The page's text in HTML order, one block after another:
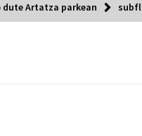
Artatza parkean